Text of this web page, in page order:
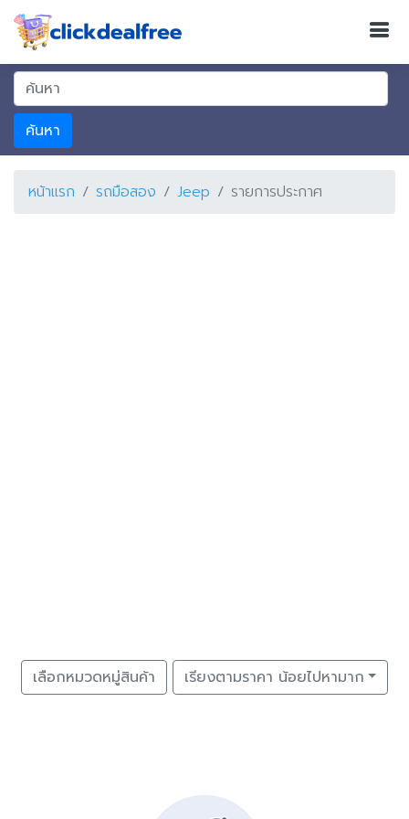
ค้นหา
หน้าแรก รถมือสอง Jeep รายการประกาศ
เลือกหมวดหมู่สินค้า เรียงตามราคา น้อยไปหามาก